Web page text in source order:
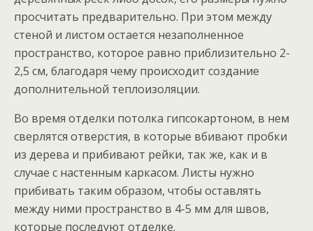
просчитать предварительно. При этом между
стеной и листом остается незаполненное
пространство, которое равно приблизительно 2-
2,5 см, благодаря чему происходит создание
дополнительной теплоизоляции.
Во время отделки потолка гипсокартоном, в нем
сверлятся отверстия, в которые вбивают пробки
из дерева и прибивают рейки, так же, как и в
случае с настенным каркасом. Листы нужно
прибивать таким образом, чтобы оставлять
между ними пространство в 4-5 мм для швов,
которые последуют отделке.